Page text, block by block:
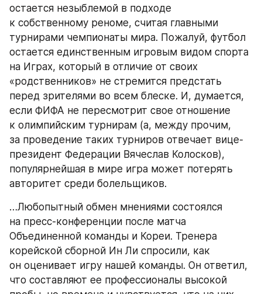
остается незыблемой в подходе
к собственному реноме, считая главными
турнирами чемпионаты мира. Пожалуй, футбол
остается единственным игровым видом спорта
на Играх, который в отличие от своих
«родственников» не стремится предстать
перед зрителями во всем блеске. И, думается,
если ФИФА не пересмотрит свое отношение
к олимпийским турнирам (а, между прочим,
за проведение таких турниров отвечает вице-
президент Федерации Вячеслав Колосков),
популярнейшая в мире игра может потерять
авторитет среди болельщиков.
…Любопытный обмен мнениями состоялся
на пресс-конференции после матча
Объединенной команды и Кореи. Тренера
корейской сборной Ин Ли спросили, как
он оценивает игру нашей команды. Он ответил,
что составляют ее профессионалы высокой